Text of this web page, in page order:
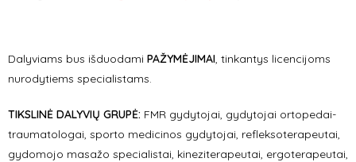
Dalyviams bus išduodami PAŽYMĖJIMAI, tinkantys licencijoms
nurodytiems specialistams.
TIKSLINĖ DALYVIŲ GRUPĖ: FMR gydytojai, gydytojai ortopedai-
traumatologai, sporto medicinos gydytojai, refleksoterapeutai,
gydomojo masažo specialistai, kineziterapeutai, ergoterapeutai,